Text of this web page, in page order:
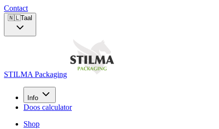
Contact
🇳🇱Taal
STILMA Packaging
Info
Doos calculator
Shop